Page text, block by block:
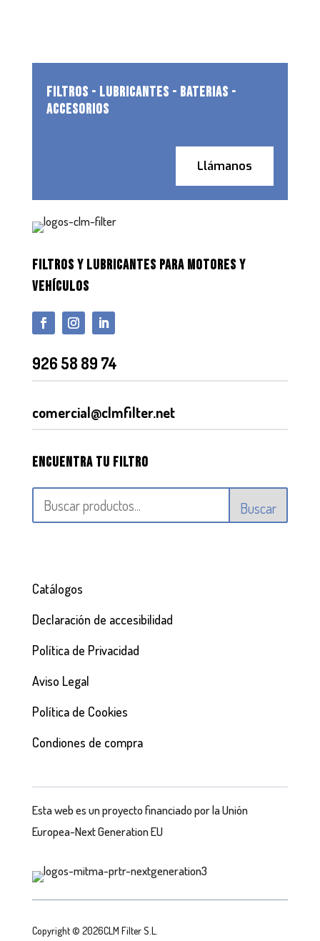
FILTROS - LUBRICANTES - BATERIAS -
ACCESORIOS
Llámanos
FILTROS Y LUBRICANTES PARA MOTORES Y
VEHÍCULOS
926 58 89 74
comercial@clmfilter.net
Encuentra tu filtro
Buscar
Catálogos
Declaración de accesibilidad
Política de Privacidad
Aviso Legal
Política de Cookies
Condiones de compra
Esta web es un proyecto financiado por la Unión
Europea-Next Generation EU
Copyright © 2026CLM Filter S.L.